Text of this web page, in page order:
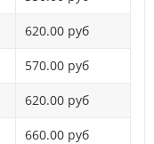
620.00 руб
570.00 руб
620.00 руб
660.00 руб